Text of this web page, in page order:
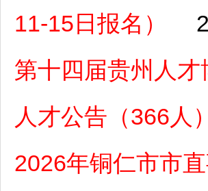
11-15日报名）
第十四届贵州人
人才公告（366人）
2026年铜仁市市